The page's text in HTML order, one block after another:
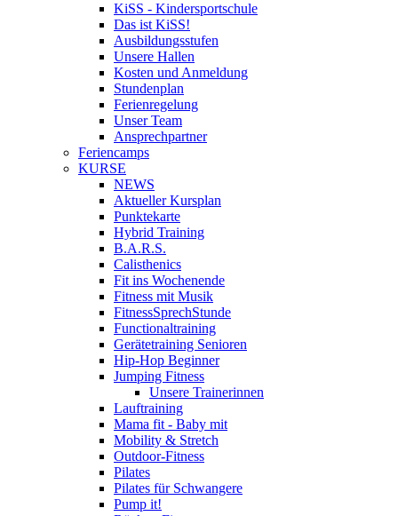
KiSS - Kindersportschule
Das ist KiSS!
Ausbildungsstufen
Unsere Hallen
Kosten und Anmeldung
Stundenplan
Ferienregelung
Unser Team
Ansprechpartner
Feriencamps
KURSE
NEWS
Aktueller Kursplan
Punktekarte
Hybrid Training
B.A.R.S.
Calisthenics
Fit ins Wochenende
Fitness mit Musik
FitnessSprechStunde
Functionaltraining
Gerätetraining Senioren
Hip-Hop Beginner
Jumping Fitness
Unsere Trainerinnen
Lauftraining
Mama fit - Baby mit
Mobility & Stretch
Outdoor-Fitness
Pilates
Pilates für Schwangere
Pump it!